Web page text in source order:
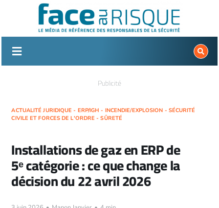
Publicité
ACTUALITÉ JURIDIQUE - ERP/IGH - INCENDIE/EXPLOSION - SÉCURITÉ
CIVILE ET FORCES DE L'ORDRE - SÛRETÉ
Installations de gaz en ERP de
5ᵉ catégorie : ce que change la
décision du 22 avril 2026